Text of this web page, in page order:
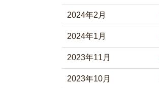
2024年2月
2024年1月
2023年11月
2023年10月